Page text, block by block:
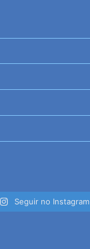
Seguir no Instagram